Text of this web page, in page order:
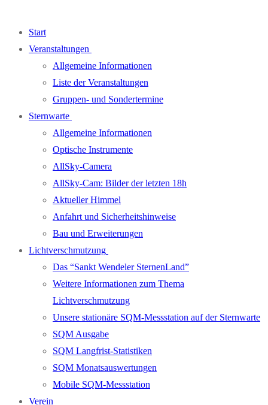
Start
Veranstaltungen
Allgemeine Informationen
Liste der Veranstaltungen
Gruppen- und Sondertermine
Sternwarte
Allgemeine Informationen
Optische Instrumente
AllSky-Camera
AllSky-Cam: Bilder der letzten 18h
Aktueller Himmel
Anfahrt und Sicherheitshinweise
Bau und Erweiterungen
Lichtverschmutzung
Das “Sankt Wendeler SternenLand”
Weitere Informationen zum Thema
Lichtverschmutzung
Unsere stationäre SQM-Messstation auf der Sternwarte
SQM Ausgabe
SQM Langfrist-Statistiken
SQM Monatsauswertungen
Mobile SQM-Messstation
Verein